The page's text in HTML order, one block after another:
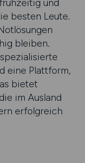
und
besten Leute.
bleiben.
eine Plattform,
bietet
im Ausland
erfolgreich